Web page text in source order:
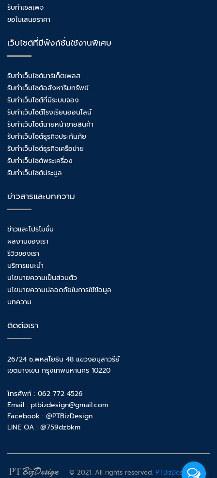
รับทำเซลเพจ
ขอใบเสนอราคา
เว็บไซต์ที่มีฟังก์ชั่นใช้งานพิเศษ
รับทำเว็บไซต์มาร์เก็ตเพลส
รับทำเว็บไซต์อสังหาริมทรัพย์
รับทำเว็บไซต์ที่มีระบบจอง
รับทำเว็บไซต์โรงเรียนออนไลน์
รับทำเว็บไซต์นายหน้าขายสินค้า
รับทำเว็บไซต์ธุรกิจประกันภัย
รับทำเว็บไซต์ธุรกิจเครือข่าย
รับทำเว็บไซต์พระเครื่อง
รับทำเว็บไซต์ประมูล
ข่าวสารและบทความ
ข่าวและโปรโมชั่น
ผลงานของเรา
รีวิวของเรา
บริการแนะนำ
นโยบายความเป็นส่วนตัว
นโยบายความปลอดภัยในการใช้ข้อมูล
บทความ
ติดต่อเรา
26/24 ซ.พหลโยธิน 48 แขวงอนุสาวรีย์
เขตบางเขน กรุงเทพมหานคร 10220
โทรศัพท์ : 062 772 4526
Email : ptbizdesign@gmail.com
Facebook : @PTBizDesign
LINE OA : @759dzbkm
© 2021. All rights reserved. PTBizDesign.com